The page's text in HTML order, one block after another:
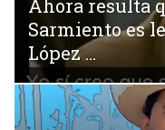
Ahora resulta
Sarmiento es
López ...